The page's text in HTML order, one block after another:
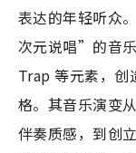
表达的年轻听众
次元说唱”的音
Trap 等元素，创
格。其音乐演变
伴奏质感，到创